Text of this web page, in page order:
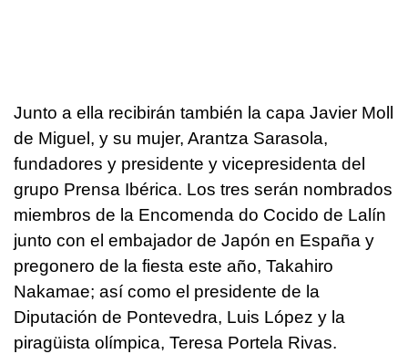
Junto a ella recibirán también la capa Javier Moll
de Miguel, y su mujer, Arantza Sarasola,
fundadores y presidente y vicepresidenta del
grupo Prensa Ibérica. Los tres serán nombrados
miembros de la Encomenda do Cocido de Lalín
junto con el embajador de Japón en España y
pregonero de la fiesta este año, Takahiro
Nakamae; así como el presidente de la
Diputación de Pontevedra, Luis López y la
piragüista olímpica, Teresa Portela Rivas.